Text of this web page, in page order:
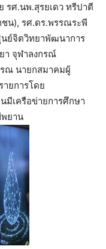
รศ.นพ.สุรยเดว ทรีปาตี
น), รศ.ดร.พรรณระพี
นย์จิตวิทยาพัฒนาการ
า จุฬาลงกรณ์
รณ นายกสมาคมผู้
ายการโดย
มีเครือข่ายการศึกษา
ยาน